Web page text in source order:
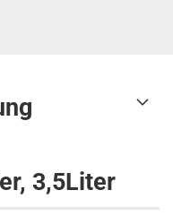
3,5Liter